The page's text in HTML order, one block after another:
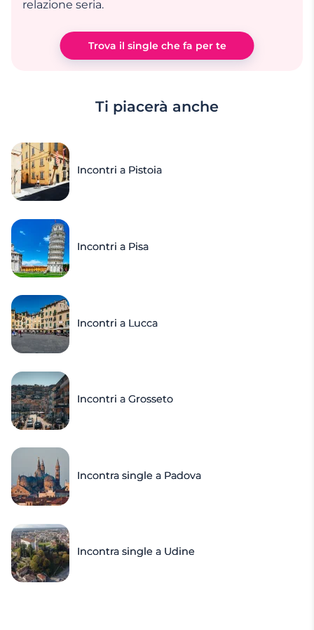
relazione seria.
Trova il single che fa per te
Ti piacerà anche
Incontri a Pistoia
Incontri a Pisa
Incontri a Lucca
Incontri a Grosseto
Incontra single a Padova
Incontra single a Udine